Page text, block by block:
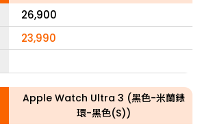
26,900
23,990
Apple Watch Ultra 3 (黑色-米蘭錶
環-黑色(S))